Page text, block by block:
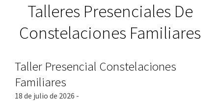
Talleres Presenciales De
Constelaciones Familiares
Taller Presencial Constelaciones
Familiares
18 de julio de 2026 -